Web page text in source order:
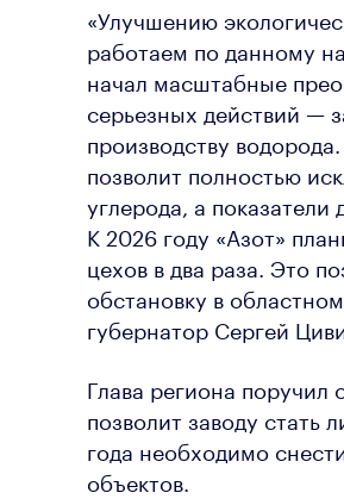
«Улучшению
работаем по данному
начал масштабные
серьезных действий —
производству
позволит полностью
углерода, а
К 2026 году «Азот»
цехов в два раза. Это
обстановку в
губернатор Сергей
Глава региона поручил
позволит заводу стать
года необходимо
объектов.